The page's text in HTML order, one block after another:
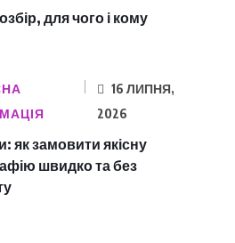
для чого і кому
16 ЛИПНЯ,
2026
як замовити якісну
швидко та без